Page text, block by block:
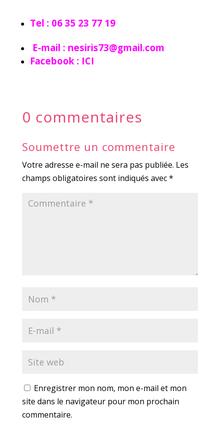
Tel : 06 35 23 77 19
E-mail : nesiris73@gmail.com
Facebook : ICI
0 commentaires
Soumettre un commentaire
Votre adresse e-mail ne sera pas publiée. Les
champs obligatoires sont indiqués avec*
Enregistrer mon nom, mon e-mail et mon
site dans le navigateur pour mon prochain
commentaire.